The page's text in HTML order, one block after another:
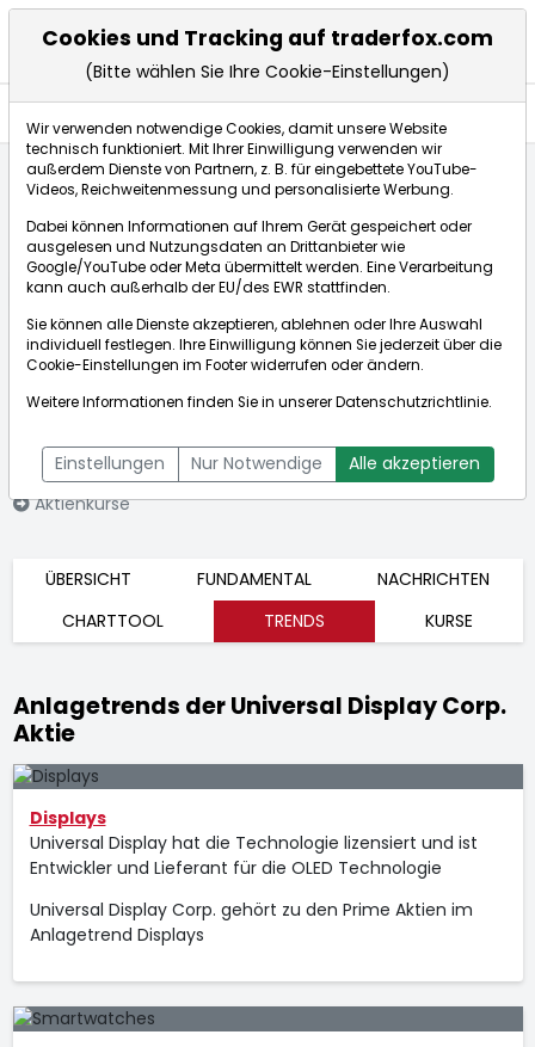
Börse:
Display Corp.
[WKN: 917585 | ISIN:
US91347P1057]
Aktienkurse
Bid:78,660€Ask:79,020€
ÜBERSICHT FUNDAMENTAL
NACHRICHTEN
CHARTTOOL
TRENDS KURSE
Anlagetrends der Universal Display Corp.
Aktie
Displays
Universal Display hat die Technologie lizensiert und ist
Entwickler und Lieferant für die OLED Technologie
Universal Display Corp. gehört zu den Prime Aktien im
Anlagetrend Displays
Cookies und Tracking auf traderfox.com
(Bitte wählen Sie Ihre Cookie-Einstellungen)
Wir verwenden notwendige Cookies, damit unsere Website
technisch funktioniert. Mit Ihrer Einwilligung verwenden wir
außerdem Dienste von Partnern, z. B. für eingebettete YouTube-
Videos, Reichweitenmessung und personalisierte Werbung.
Dabei können Informationen auf Ihrem Gerät gespeichert oder
ausgelesen und Nutzungsdaten an Drittanbieter wie
Google/YouTube oder Meta übermittelt werden. Eine Verarbeitung
kann auch außerhalb der EU/des EWR stattfinden.
Sie können alle Dienste akzeptieren, ablehnen oder Ihre Auswahl
individuell festlegen. Ihre Einwilligung können Sie jederzeit über die
Cookie-Einstellungen im Footer widerrufen oder ändern.
Weitere Informationen finden Sie in unsererDatenschutzrichtlinie.
Einstellungen Nur Notwendige Alle akzeptieren